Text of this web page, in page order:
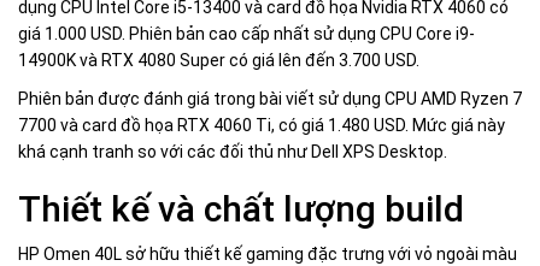
dụng CPU Intel Core i5-13400 và card đồ họa Nvidia RTX 4060 có
giá 1.000 USD. Phiên bản cao cấp nhất sử dụng CPU Core i9-
14900K và RTX 4080 Super có giá lên đến 3.700 USD.
Phiên bản được đánh giá trong bài viết sử dụng CPU AMD Ryzen 7
7700 và card đồ họa RTX 4060 Ti, có giá 1.480 USD. Mức giá này
khá cạnh tranh so với các đối thủ như Dell XPS Desktop.
Thiết kế và chất lượng build
HP Omen 40L sở hữu thiết kế gaming đặc trưng với vỏ ngoài màu